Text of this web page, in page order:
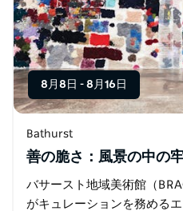
8月8日 - 8月16日
Bathurst
善の脆さ：風景の中の
バサースト地域美術館（
がキュレーションを務める